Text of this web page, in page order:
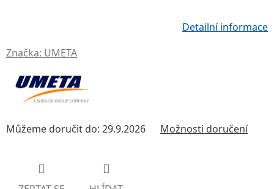
Detailní informace
Značka: UMETA
Můžeme doručit do: 29.9.2026 Možnosti doručení